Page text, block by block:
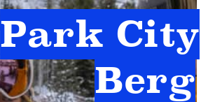
Park City
Berg